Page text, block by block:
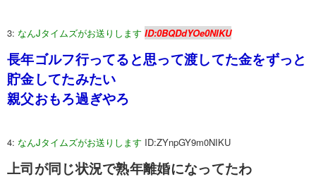
3: なんJタイムズがお送りします ID:0BQDdYOe0NIKU
長年ゴルフ行ってると思って渡してた金をずっと
貯金してたみたい
親父おもろ過ぎやろ
4: なんJタイムズがお送りします ID:ZYnpGY9m0NIKU
上司が同じ状況で熟年離婚になってたわ